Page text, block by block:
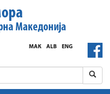
Македонија
ENG
ALB
МАК